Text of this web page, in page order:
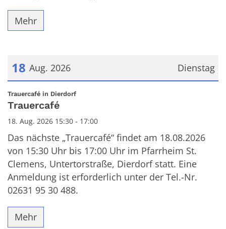
Mehr
Dienstag
18 Aug. 2026
Datum: 18. August 2026
Trauercafé in Dierdorf:
Trauercafé
18. Aug. 2026 15:30 - 17:00
Das nächste „Trauercafé“ findet am 18.08.2026
von 15:30 Uhr bis 17:00 Uhr im Pfarrheim St.
Clemens, Untertorstraße, Dierdorf statt. Eine
Anmeldung ist erforderlich unter der Tel.-Nr.
02631 95 30 488.
Mehr